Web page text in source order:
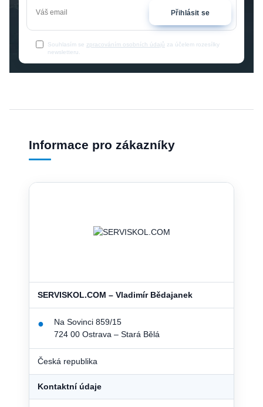
Přihlásit se
Souhlasím se zpracováním osobních údajů za účelem rozesílky
newsletteru.
Informace pro zákazníky
SERVISKOL.COM – Vladimír Bědajanek
●
Na Sovinci 859/15
724 00 Ostrava – Stará Bělá
Česká republika
Kontaktní údaje